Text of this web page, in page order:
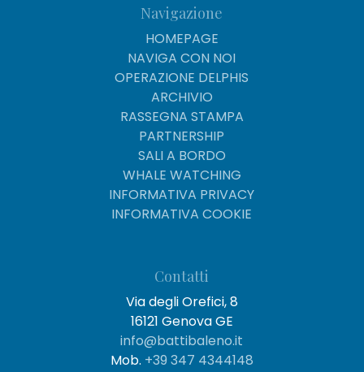
Navigazione
HOMEPAGE
NAVIGA CON NOI
OPERAZIONE DELPHIS
ARCHIVIO
RASSEGNA STAMPA
PARTNERSHIP
SALI A BORDO
WHALE WATCHING
INFORMATIVA PRIVACY
INFORMATIVA COOKIE
Contatti
Via degli Orefici, 8
16121 Genova GE
info@battibaleno.it
Mob. +39 347 4344148